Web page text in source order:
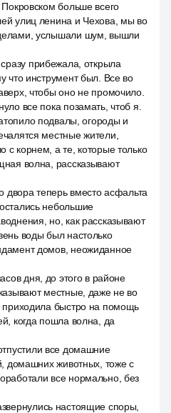
больше всего
улиц ленина и Чехова, мы во
услышали шум, вышли
прибежала, открыла
что инструмент был. Все во
чтобы оно не промочило.
все пока позамать, чтоб я.
подвалы, огороды и
местные жители,
с корнем, а те, которые только
волна, рассказывают
двора теперь вместо асфальта
небольшие
но, как рассказывают
воды был настолько
домов, неожиданное
дня, до этого в районе
местные, даже не во
приходила быстро на помощь
когда пошла волна, да
все домашние
домашних животных, тоже с
все нормально, без
настоящие споры,